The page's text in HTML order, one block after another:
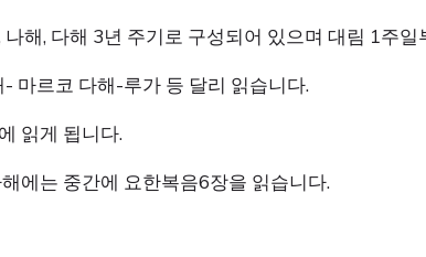
해, 다해 3년 주기로 구성되어 있으며 대림 1주
마르코 다해-루가 등 달리 읽습니다.
읽게 됩니다.
에는 중간에 요한복음6장을 읽습니다.